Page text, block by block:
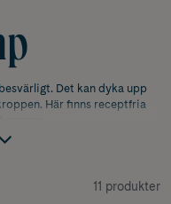
Det kan dyka upp
Här finns receptfria
11 produkter